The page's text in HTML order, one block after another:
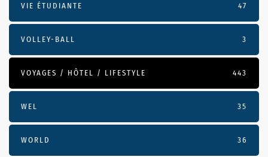
VIE ÉTUDIANTE 47
VOLLEY-BALL 3
VOYAGES / HÔTEL / LIFESTYLE 443
WEL 35
WORLD 36